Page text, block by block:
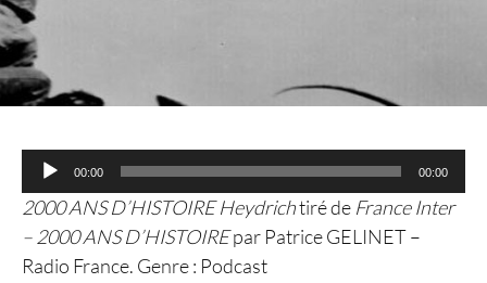
Lecteur
audio
00:00 00:00
2000 ANS D’HISTOIRE Heydrichtiré de France Inter
– 2000 ANS D’HISTOIREpar Patrice GELINET –
Radio France. Genre : Podcast